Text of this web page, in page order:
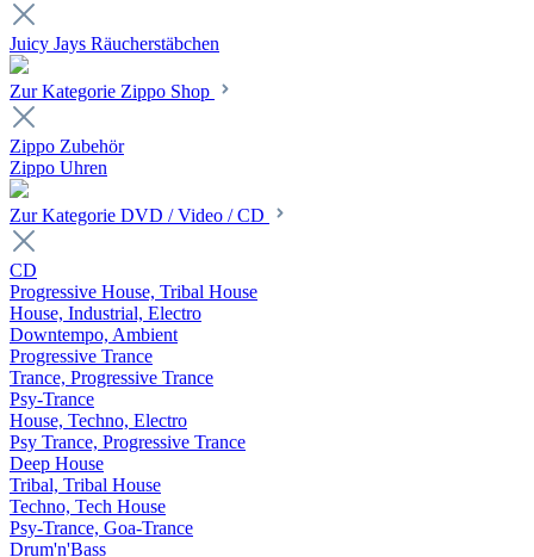
Juicy Jays Räucherstäbchen
Zur Kategorie Zippo Shop
Zippo Zubehör
Zippo Uhren
Zur Kategorie DVD / Video / CD
CD
Progressive House, Tribal House
House, Industrial, Electro
Downtempo, Ambient
Progressive Trance
Trance, Progressive Trance
Psy-Trance
House, Techno, Electro
Psy Trance, Progressive Trance
Deep House
Tribal, Tribal House
Techno, Tech House
Psy-Trance, Goa-Trance
Drum'n'Bass